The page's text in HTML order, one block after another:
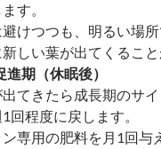
す。
けつつも、明るい場所
しい葉が出てくること
進期（休眠後）
てきたら成長期のサイ
回程度に戻します。
専用の肥料を月1回与